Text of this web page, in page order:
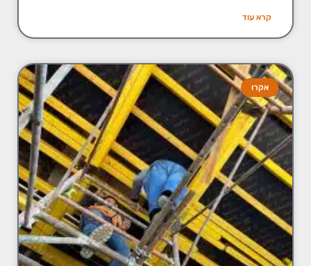
קרא עוד
אקרו